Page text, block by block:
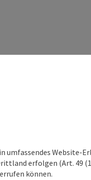
umfassendes Website-
erfolgen (Art. 49
können.